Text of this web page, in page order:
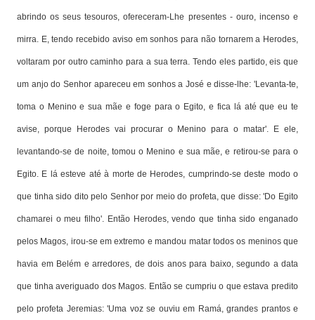
abrindo os seus tesouros, ofereceram-Lhe presentes - ouro, incenso e
mirra. E, tendo recebido aviso em sonhos para não tornarem a Herodes,
voltaram por outro caminho para a sua terra. Tendo eles partido, eis que
um anjo do Senhor apareceu em sonhos a José e disse-lhe: 'Levanta-te,
toma o Menino e sua mãe e foge para o Egito, e fica lá até que eu te
avise, porque Herodes vai procurar o Menino para o matar'. E ele,
levantando-se de noite, tomou o Menino e sua mãe, e retirou-se para o
Egito. E lá esteve até à morte de Herodes, cumprindo-se deste modo o
que tinha sido dito pelo Senhor por meio do profeta, que disse: 'Do Egito
chamarei o meu filho'. Então Herodes, vendo que tinha sido enganado
pelos Magos, irou-se em extremo e mandou matar todos os meninos que
havia em Belém e arredores, de dois anos para baixo, segundo a data
que tinha averiguado dos Magos. Então se cumpriu o que estava predito
pelo profeta Jeremias: 'Uma voz se ouviu em Ramá, grandes prantos e